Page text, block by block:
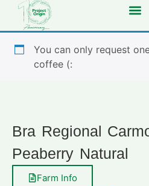
You can only request
coffee (:
Bra Regional
Peaberry Natural
Farm Info